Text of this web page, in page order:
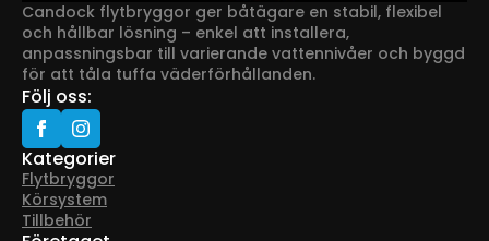
Candock flytbryggor ger båtägare en stabil, flexibel
och hållbar lösning – enkel att installera,
anpassningsbar till varierande vattennivåer och byggd
för att tåla tuffa väderförhållanden.
Följ oss:
Kategorier
Flytbryggor
Körsystem
Tillbehör